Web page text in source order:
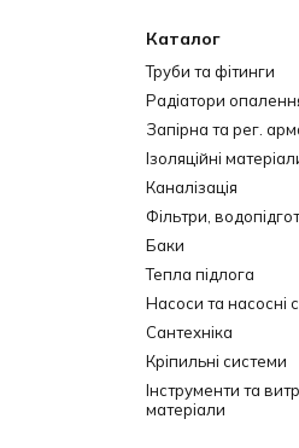
Каталог
Труби та фітинги
Радіатори
Запірна та рег.
Ізоляційні
Каналізація
Фільтри,
Баки
Тепла підлога
Насоси та насосні
Сантехніка
Кріпильні системи
Інструменти та
матеріали